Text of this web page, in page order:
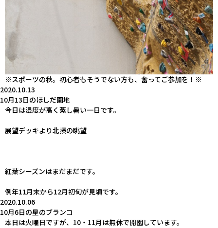
※スポーツの秋。初心者もそうでない方も、奮ってご参加を！※
2020.10.13
10月13日のほしだ園地
今日は湿度が高く蒸し暑い一日です。
展望デッキより北摂の眺望
紅葉シーズンはまだまだです。
例年11月末から12月初旬が見頃です。
2020.10.06
10月6日の星のブランコ
本日は火曜日ですが、10・11月は無休で開園しています。